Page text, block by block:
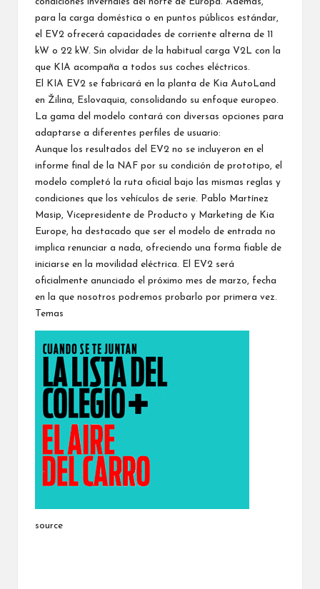
para la carga doméstica o en puntos públicos estándar,
el EV2 ofrecerá capacidades de corriente alterna de 11
kW o 22 kW. Sin olvidar de la habitual carga V2L con la
que KIA acompaña a todos sus coches eléctricos.
El KIA EV2 se fabricará en la planta de Kia AutoLand
en Žilina, Eslovaquia, consolidando su enfoque europeo.
La gama del modelo contará con diversas opciones para
adaptarse a diferentes perfiles de usuario:
Aunque los resultados del EV2 no se incluyeron en el
informe final de la NAF por su condición de prototipo, el
modelo completó la ruta oficial bajo las mismas reglas y
condiciones que los vehículos de serie. Pablo Martínez
Masip, Vicepresidente de Producto y Marketing de Kia
Europe, ha destacado que ser el modelo de entrada no
implica renunciar a nada, ofreciendo una forma fiable de
iniciarse en la movilidad eléctrica. El EV2 será
oficialmente anunciado el próximo mes de marzo, fecha
en la que nosotros podremos probarlo por primera vez.
Temas
source